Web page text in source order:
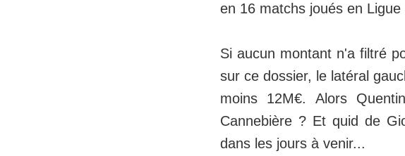
en 16 matchs joués en
Si aucun montant n'a filtré
sur ce dossier, le latéral
moins 12M€. Alors
Cannebière ? Et quid de
dans les jours à venir...